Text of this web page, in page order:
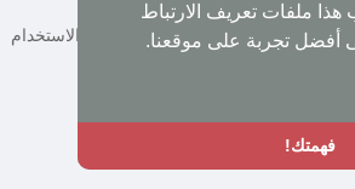
ملفات تعريف الارتباط
تجربة على موقعنا.
فهمتك!
إتصل بنا سياسة الخصوصية
شروط الاستخدام
المطورين